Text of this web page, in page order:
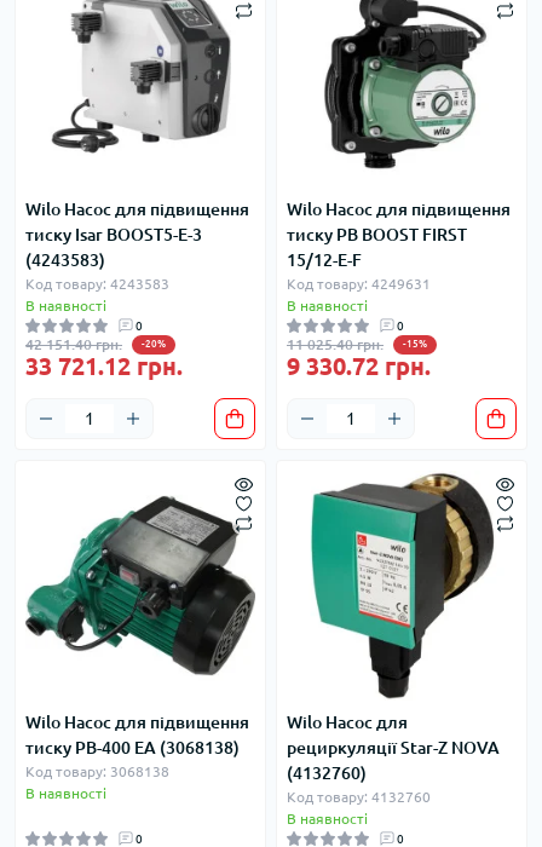
Wilo Насос для підвищення
тиску Isar BOOST5-E-3
(4243583)
Код товару: 4243583
В наявності
0
42 151.40 грн. -20%
33 721.12 грн.
Wilo Насос для підвищення
тиску PB BOOST FIRST
15/12-E-F
Код товару: 4249631
В наявності
0
11 025.40 грн. -15%
9 330.72 грн.
Wilo Насос для підвищення
тиску PB-400 EA (3068138)
Код товару: 3068138
В наявності
0
Wilo Насос для
рециркуляції Star-Z NOVA
(4132760)
Код товару: 4132760
В наявності
0